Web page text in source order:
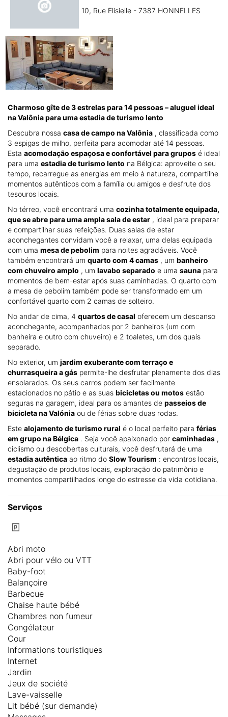
10, Rue Elisielle - 7387 HONNELLES
Charmoso gîte de 3 estrelas para 14 pessoas – aluguel ideal
na Valônia para uma estadia de turismo lento
Descubra nossa casa de campo na Valônia , classificada como
3 espigas de milho, perfeita para acomodar até 14 pessoas.
Esta acomodação espaçosa e confortável para grupos é ideal
para uma estadia de turismo lento na Bélgica: aproveite o seu
tempo, recarregue as energias em meio à natureza, compartilhe
momentos autênticos com a família ou amigos e desfrute dos
tesouros locais.
No térreo, você encontrará uma cozinha totalmente equipada,
que se abre para uma ampla sala de estar , ideal para preparar
e compartilhar suas refeições. Duas salas de estar
aconchegantes convidam você a relaxar, uma delas equipada
com uma mesa de pebolim para noites agradáveis. Você
também encontrará um quarto com 4 camas , um banheiro
com chuveiro amplo , um lavabo separado e uma sauna para
momentos de bem-estar após suas caminhadas. O quarto com
a mesa de pebolim também pode ser transformado em um
confortável quarto com 2 camas de solteiro.
No andar de cima, 4 quartos de casal oferecem um descanso
aconchegante, acompanhados por 2 banheiros (um com
banheira e outro com chuveiro) e 2 toaletes, um dos quais
separado.
No exterior, um jardim exuberante com terraço e
churrasqueira a gás permite-lhe desfrutar plenamente dos dias
ensolarados. Os seus carros podem ser facilmente
estacionados no pátio e as suas bicicletas ou motos estão
seguras na garagem, ideal para os amantes de passeios de
bicicleta na Valónia ou de férias sobre duas rodas.
Este alojamento de turismo rural é o local perfeito para férias
em grupo na Bélgica . Seja você apaixonado por caminhadas ,
ciclismo ou descobertas culturais, você desfrutará de uma
estadia autêntica ao ritmo do Slow Tourism : encontros locais,
degustação de produtos locais, exploração do patrimônio e
momentos compartilhados longe do estresse da vida cotidiana.
Serviços
Abri moto
Abri pour vélo ou VTT
Baby-foot
Balançoire
Barbecue
Chaise haute bébé
Chambres non fumeur
Congélateur
Cour
Informations touristiques
Internet
Jardin
Jeux de société
Lave-vaisselle
Lit bébé (sur demande)